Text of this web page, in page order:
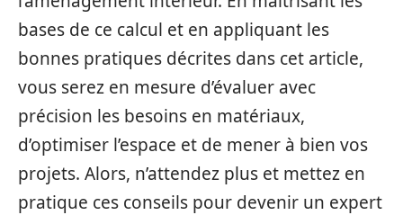
bases de ce calcul et en appliquant les
bonnes pratiques décrites dans cet article,
vous serez en mesure d’évaluer avec
précision les besoins en matériaux,
d’optimiser l’espace et de mener à bien vos
projets. Alors, n’attendez plus et mettez en
pratique ces conseils pour devenir un expert